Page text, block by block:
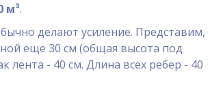
м³.
делают усиление. Представим,
еще 30 см (общая высота под
лента - 40 см. Длина всех ребер - 40